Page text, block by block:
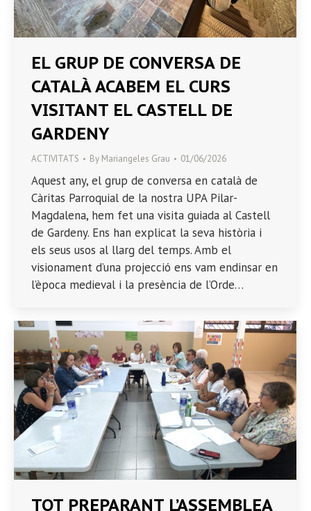
EL GRUP DE CONVERSA DE
CATALÀ ACABEM EL CURS
VISITANT EL CASTELL DE
GARDENY
ACTIVITATS By Mariangeles Grau 01/06/2026
Aquest any, el grup de conversa en català de
Càritas Parroquial de la nostra UPA Pilar-
Magdalena, hem fet una visita guiada al Castell
de Gardeny. Ens han explicat la seva història i
els seus usos al llarg del temps. Amb el
visionament d’una projecció ens vam endinsar en
l’època medieval i la presència de l’Orde…
TOT PREPARANT L’ASSEMBLEA